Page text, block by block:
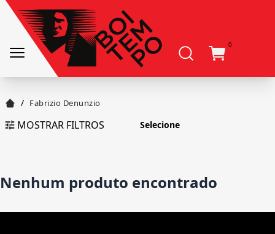
0
/ Fabrizio Denunzio
MOSTRAR FILTROS
Nenhum produto encontrado